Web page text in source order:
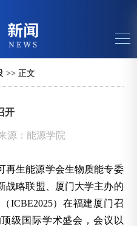
>> 正文
开
源：能源学院
再生能源学会生物质能专委
战略联盟、厦门大学主办的
ICBE2025）在福建厦门召
级国际学术盛会，会议以